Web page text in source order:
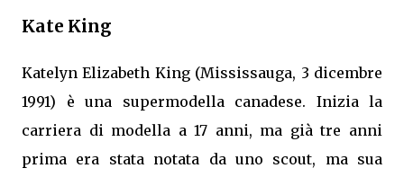
Kate King
Katelyn Elizabeth King (Mississauga, 3 dicembre
1991) è una supermodella canadese. Inizia la
carriera di modella a 17 anni, ma già tre anni
prima era stata notata da uno scout, ma sua